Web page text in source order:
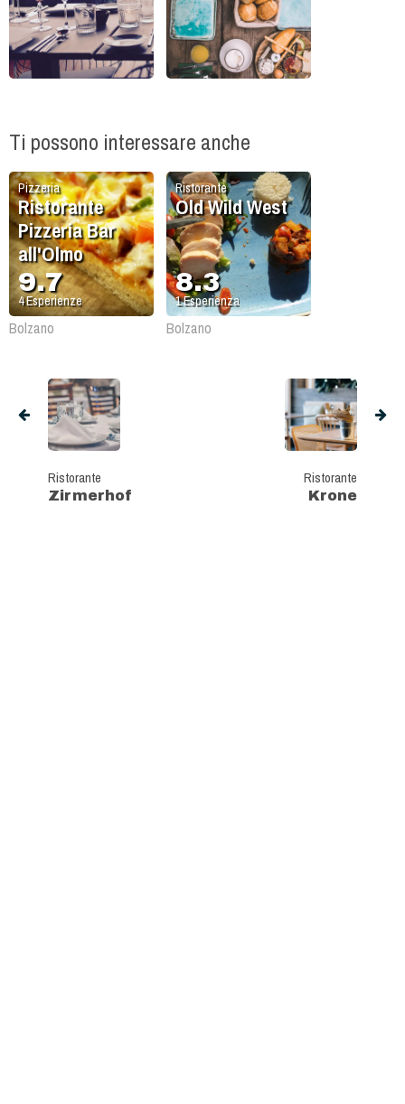
Ti possono interessare anche
Pizzeria
Ristorante
Pizzeria Bar
all'Olmo
9.7
4Esperienze
Bolzano
Ristorante
Old Wild West
8.3
1Esperienza
Bolzano
Ristorante
Zirmerhof
Ristorante
Krone